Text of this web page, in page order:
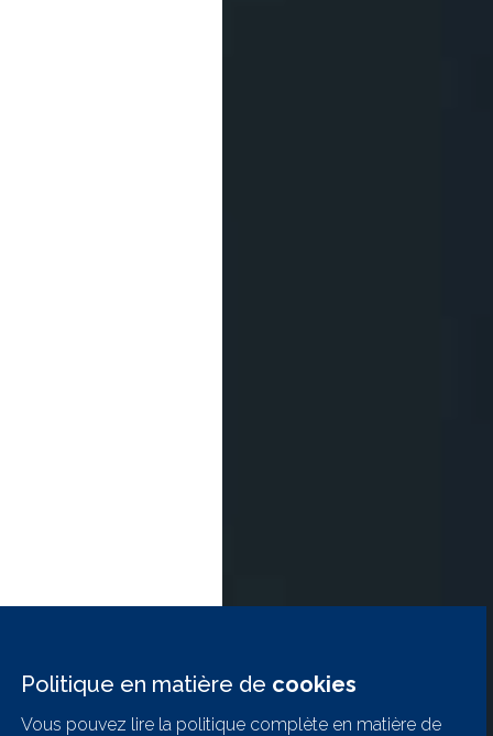
Politique en matière de cookies
Vous pouvez lire la politique complète en matière de